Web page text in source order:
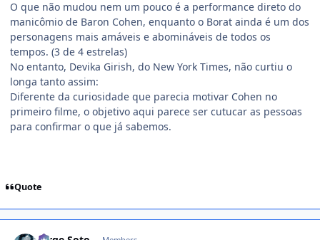
O que não mudou nem um pouco é a performance direto do
manicômio de Baron Cohen, enquanto o Borat ainda é um dos
personagens mais amáveis e abomináveis de todos os
tempos. (3 de 4 estrelas)
No entanto, Devika Girish, do New York Times, não curtiu o
longa tanto assim:
Diferente da curiosidade que parecia motivar Cohen no
primeiro filme, o objetivo aqui parece ser cutucar as pessoas
para confirmar o que já sabemos.
Quote